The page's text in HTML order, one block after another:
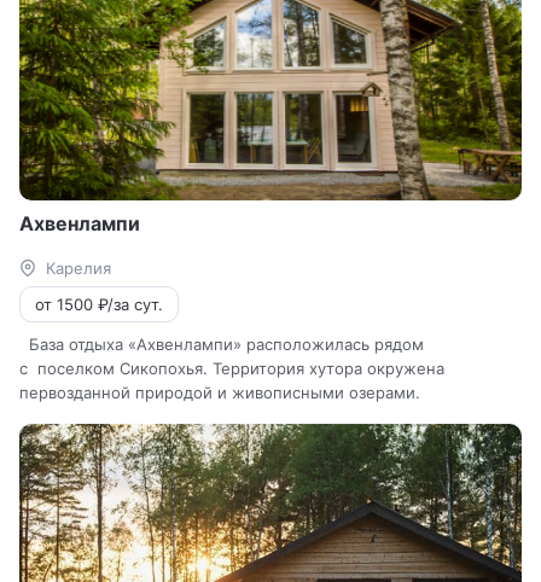
Ахвенлампи
Карелия
от 1500 ₽/за сут.
База отдыха «Ахвенлампи» расположилась рядом
с поселком Сикопохья. Территория хутора окружена
первозданной природой и живописными озерами.